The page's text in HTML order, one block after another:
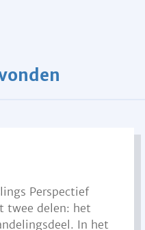
Perspectief
twee delen: het
In het